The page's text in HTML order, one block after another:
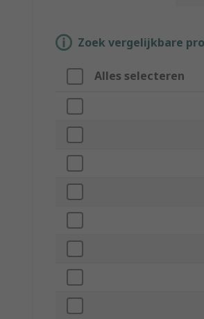
Zoek vergelijkbare
Alles selecteren